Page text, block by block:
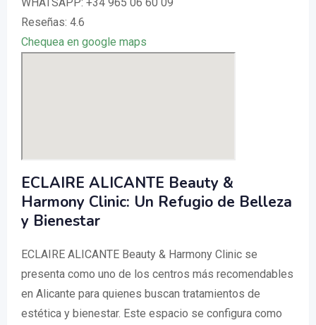
Reseñas: 4.6
Chequea en google maps
ECLAIRE ALICANTE Beauty &
Harmony Clinic: Un Refugio de Belleza
y Bienestar
ECLAIRE ALICANTE Beauty & Harmony Clinic se
presenta como uno de los centros más recomendables
en Alicante para quienes buscan tratamientos de
estética y bienestar. Este espacio se configura como